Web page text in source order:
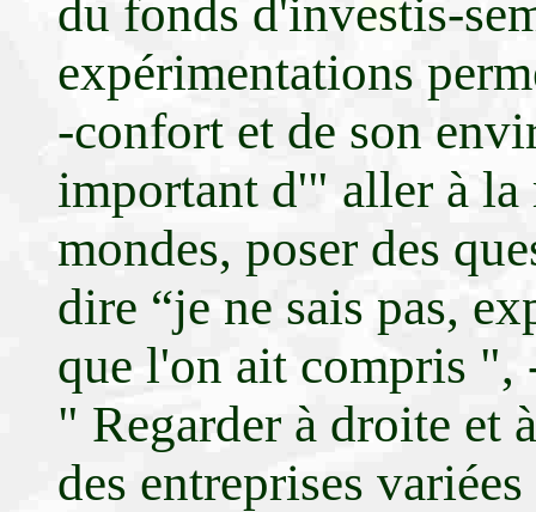
du fonds d'investis-
expérimentations
-confort et de son
important d'" aller à la
mondes, poser des
dire “je ne sais pas,
que l'on ait compris ",
" Regarder à droite et
des entreprises